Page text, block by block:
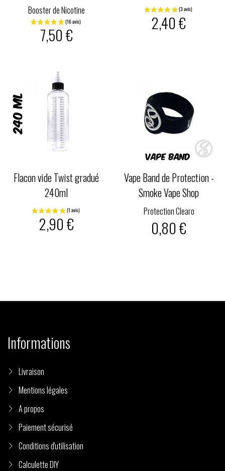
Booster de Nicotine
7,50 €
2,40 €
Flacon vide Twist gradué
240ml
2,90 €
Vape Band de Protection -
Smoke Vape Shop
Protection Clearo
0,80 €
Informations
Livraison
Mentions légales
A propos
Paiement sécurisé
Conditions d'utilisation
Calculette DIY